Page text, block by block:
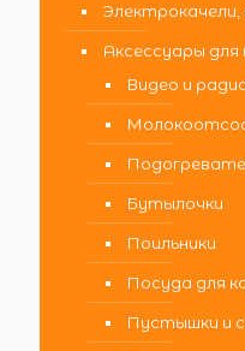
Электрокачели,
Аксессуары
Видео и
Бутылочки
Поильники
Посуда для
Пустышки и